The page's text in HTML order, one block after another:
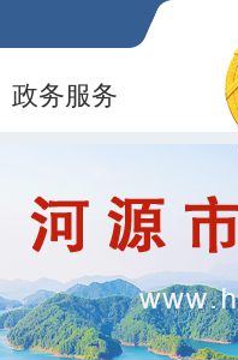
政务服务